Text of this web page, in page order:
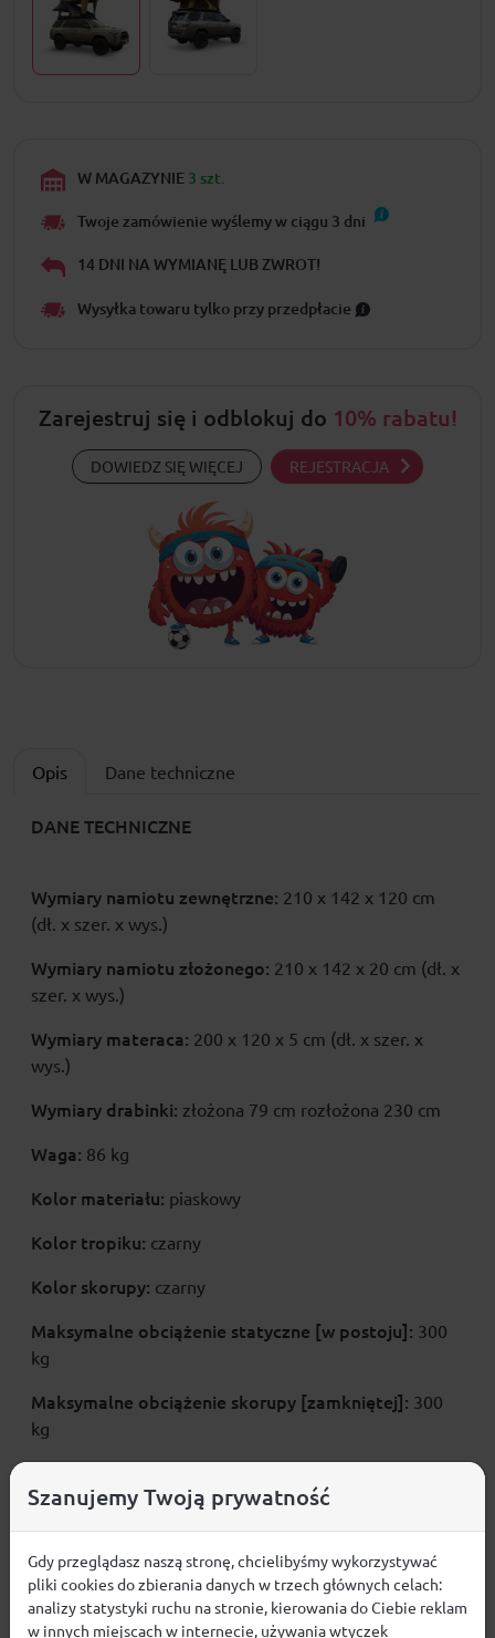
W MAGAZYNIE 3 szt.
Twoje zamówienie wyślemy w ciągu 3 dni
14 DNI NA WYMIANĘ LUB ZWROT!
Wysyłka towaru tylko przy przedpłacie
Zarejestruj się i odblokuj do 10% rabatu!
DOWIEDZ SIĘ WIĘCEJ REJESTRACJA
Opis Dane techniczne
DANE TECHNICZNE
Wymiary namiotu zewnętrzne: 210 x 142 x 120 cm
(dł. x szer. x wys.)
Wymiary namiotu złożonego: 210 x 142 x 20 cm (dł. x
szer. x wys.)
Wymiary materaca: 200 x 120 x 5 cm (dł. x szer. x
wys.)
Wymiary drabinki: złożona 79 cm rozłożona 230 cm
Waga: 86 kg
Kolor materiału: piaskowy
Kolor tropiku: czarny
Kolor skorupy: czarny
Maksymalne obciążenie statyczne [w postoju]: 300
kg
Maksymalne obciążenie skorupy [zamkniętej]: 300
kg
poprzeczek samochodowych o wysokości do 3 cm i
szerokości do 9 cm
Przeznaczony dla 2 + 1 osób
Materiał wykonania: Tropik górny -wodoodporna
Szanujemy Twoją prywatność
Gdy przeglądasz naszą stronę, chcielibyśmy wykorzystywać
pliki cookies do zbierania danych w trzech głównych celach:
analizy statystyki ruchu na stronie, kierowania do Ciebie reklam
w innych miejscach w internecie, używania wtyczek